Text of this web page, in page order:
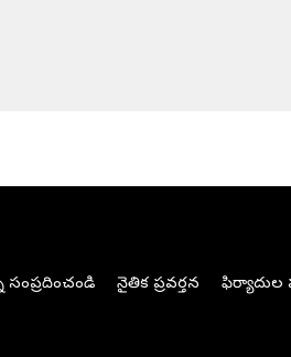
నైతిక ప్రవర్తన ఫిర్యాదుల